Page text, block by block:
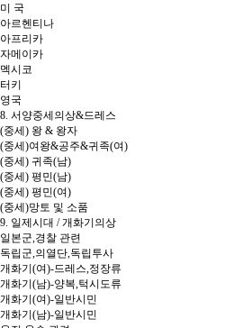
미 국
아르헨티나
아프리카
자메이카
멕시코
터키
영국
8. 서양중세의상&드레스
(중세) 왕 & 왕자
(중세)여왕&공주&귀족(여)
(중세) 귀족(남)
(중세) 평민(남)
(중세) 평민(여)
(중세)망토 및 소품
9. 일제시대 / 개화기의상
일본군,경찰 관련
독립군,의열단,독립투사
개화기(여)-드레스,정장류
개화기(남)-양복,턱시도류
개화기(여)-일반시민
개화기(남)-일반시민